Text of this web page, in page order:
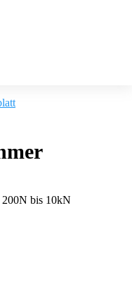
200N bis 10kN